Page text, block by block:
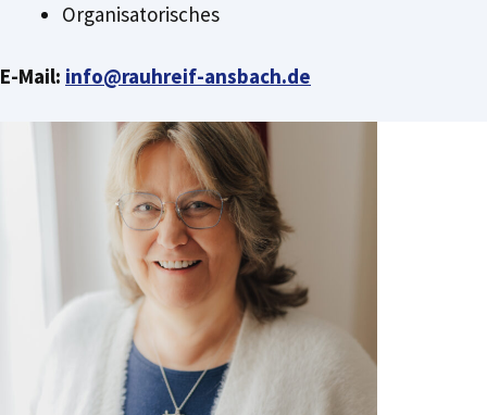
Organisatorisches
E-Mail: info@rauhreif-ansbach.de